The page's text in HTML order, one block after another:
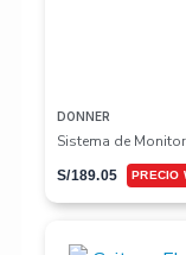
DONNER
Sistema de
S/189.05